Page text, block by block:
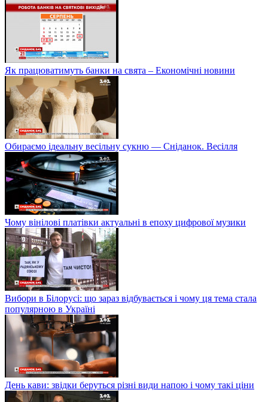
Як працюватимуть банки на свята – Економічні новини
Обираємо ідеальну весільну сукню — Сніданок. Весілля
Чому вінілові платівки актуальні в епоху цифрової музики
Вибори в Білорусі: що зараз відбувається і чому ця тема стала
популярною в Україні
День кави: звідки беруться різні види напою і чому такі ціни